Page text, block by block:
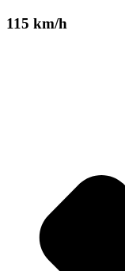
115 km/h